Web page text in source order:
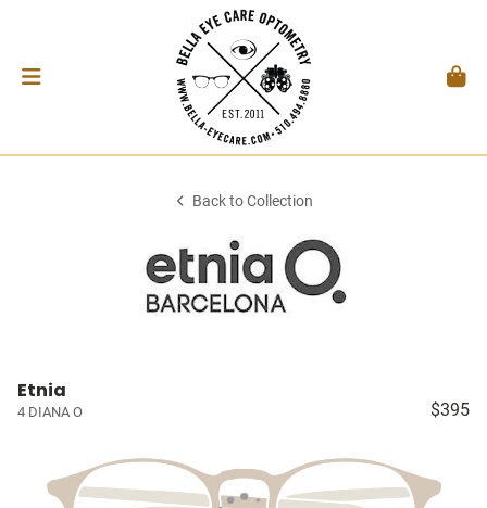
Back to Collection
Etnia
4 DIANA O $395